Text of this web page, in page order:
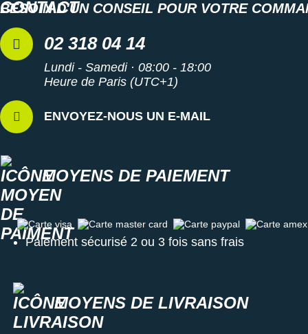
BESOIN D'UN CONSEIL POUR VOTRE
02 318 04 14
Lundi - Samedi · 08:00 - 18:00
Heure de Paris (UTC+1)
ENVOYEZ-NOUS UN E-MAIL
MOYENS DE PAIEMENT
Carte visa Carte master card Carte paypal Carte amex
Paiement sécurisé 2 ou 3 fois sans frais
MOYENS DE LIVRAISON